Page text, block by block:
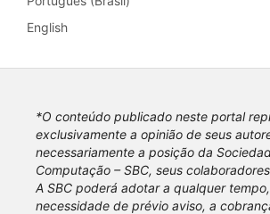
English
*O conteúdo publicado neste portal
exclusivamente a opinião de seus
necessariamente a posição da
Computação – SBC, seus
A SBC poderá adotar a qualquer
necessidade de prévio aviso, a